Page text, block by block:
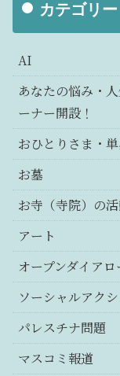
カテゴリー
AI
あなたの悩み・
ーナー開設！
おひとりさま・
お墓
お寺（寺院）の
アート
オープンダイア
ソーシャルアク
パレスチナ問題
マスコミ報道